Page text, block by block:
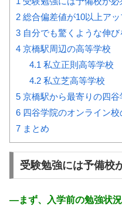
2 総合偏差値が10以上アッ
3 自分でも驚くような伸
4 京橋駅周辺の高等学校
4.1 私立正則高等学校
4.2私立芝高等学校
5 京橋駅から最寄りの四
6 四谷学院のオンライン校
7 まとめ
受験勉強には予備校
―まず、入学前の勉強状